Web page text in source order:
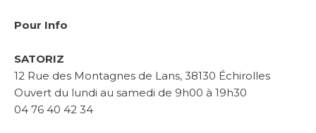
Pour Info
SATORIZ
12 Rue des Montagnes de Lans, 38130 Échirolles
Ouvert du lundi au samedi de 9h00 à 19h30
04 76 40 42 34